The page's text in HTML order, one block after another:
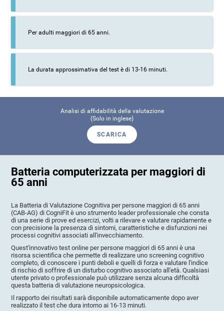
Per adulti maggiori di 65 anni.
La durata approssimativa del test è di 13-16 minuti.
Analisi di affidabilità della valutazione
(Solo in inglese)
SCARICA
Batteria computerizzata per maggiori di
65 anni
La Batteria di Valutazione Cognitiva per persone maggiori di 65 anni
(CAB-AG) di CogniFit è uno strumento leader professionale che consta
di una serie di prove ed esercizi, volti a rilevare e valutare rapidamente e
con precisione la presenza di sintomi, caratteristiche e disfunzioni nei
processi cognitivi associati all'invecchiamento.
Quest'innovativo test online per persone maggiori di 65 anni è una
risorsa scientifica che permette di realizzare uno screening cognitivo
completo, di conoscere i punti deboli e quelli di forza e valutare l'indice
di rischio di soffrire di un disturbo cognitivo associato all'età. Qualsiasi
utente privato o professionale può utilizzare senza alcuna difficoltà
questa batteria di valutazione neuropsicologica.
Il rapporto dei risultati sarà disponibile automaticamente dopo aver
realizzato il test che dura intorno ai 16-13 minuti.